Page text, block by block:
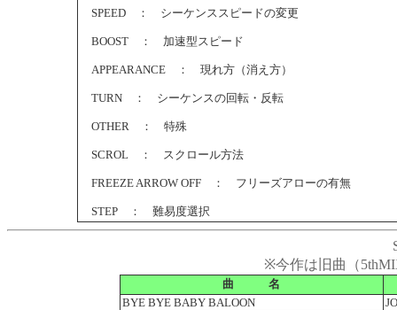
SPEED ： シーケンススピードの変更
BOOST ： 加速型スピード
APPEARANCE ： 現れ方（消え方）
TURN ： シーケンスの回転・反転
OTHER ： 特殊
SCROL ： スクロール方法
FREEZE ARROW OFF ： フリーズアローの有無
STEP ： 難易度選択
※今作は旧曲（
曲 名
BYE BYE BABY BALOON